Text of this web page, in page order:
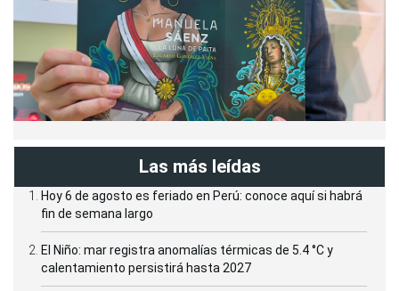
Las más leídas
Hoy 6 de agosto es feriado en Perú: conoce aquí si habrá
fin de semana largo
El Niño: mar registra anomalías térmicas de 5.4 °C y
calentamiento persistirá hasta 2027